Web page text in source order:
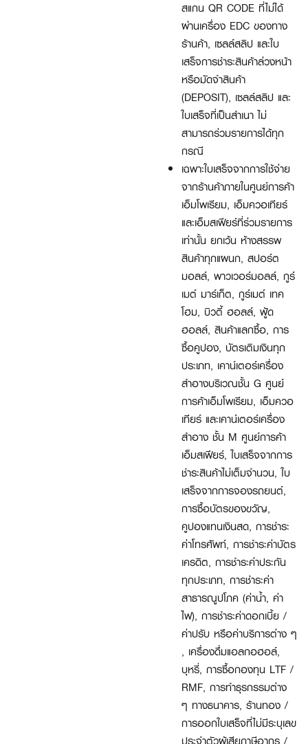
สแกน QR CODE ที่ไม่ได้
ผ่านเครื่อง EDC ของทาง
ร้านค้า, เซลล์สลิป และใบ
เสร็จการชำระสินค้าล่วงหน้า
หรือมัดจำสินค้า
(DEPOSIT), เซลล์สลิป และ
ใบเสร็จที่เป็นสำเนา ไม่
สามารถร่วมรายการได้ทุก
กรณี
เฉพาะใบเสร็จจากการใช้จ่าย
จากร้านค้าภายในศูนย์การค้า
เอ็มโพเรียม, เอ็มควอเทียร์
และเอ็มสเฟียร์ที่ร่วมรายการ
เท่านั้น ยกเว้น ห้างสรรพ
สินค้าทุกแผนก, สปอร์ต
มอลล์, พาวเวอร์มอลล์, กูร์
เมต์ มาร์เก็ต, กูร์เมต์ เทค
โฮม, บิวตี้ ฮอลล์, ฟู้ด
ฮอลล์, สินค้าแลกซื้อ, การ
ซื้อคูปอง, บัตรเติมเงินทุก
ประเภท, เคาน์เตอร์เครื่อง
สำอางบริเวณชั้น G ศูนย์
การค้าเอ็มโพเรียม, เอ็มควอ
เทียร์ และเคาน์เตอร์เครื่อง
สำอาง ชั้น M ศูนย์การค้า
เอ็มสเฟียร์, ใบเสร็จจากการ
ชำระสินค้าไม่เต็มจำนวน, ใบ
เสร็จจากการจองรถยนต์,
การซื้อบัตรของขวัญ,
คูปองแทนเงินสด, การชำระ
ค่าโทรศัพท์, การชำระค่าบัตร
เครดิต, การชำระค่าประกัน
ทุกประเภท, การชำระค่า
สาธารณูปโภค (ค่าน้ำ, ค่า
ไฟ), การชำระค่าดอกเบี้ย /
ค่าปรับ หรือค่าบริการต่าง ๆ
, เครื่องดื่มแอลกอฮอล์,
บุหรี่, การซื้อกองทุน LTF /
RMF, การทำธุรกรรมต่าง
ๆ ทางธนาคาร, ร้านทอง /
การออกใบเสร็จที่ไม่มีระบุเลข